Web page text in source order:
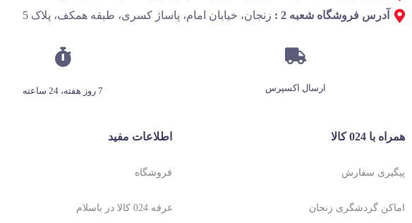
آدرس فروشگاه شعبه 2 :
زنجان، خیابان امام، پاساژ کسری، طبقه همکف، پلاک 5
ارسال اکسپرس 7 روز هفته، 24 ساعته
همراه با 024 کالا
پیگیری سفارش
اماکن گردشگری زنجان
اطلاعات مفید
فروشگاه
غرفه 024 کالا در باسلام